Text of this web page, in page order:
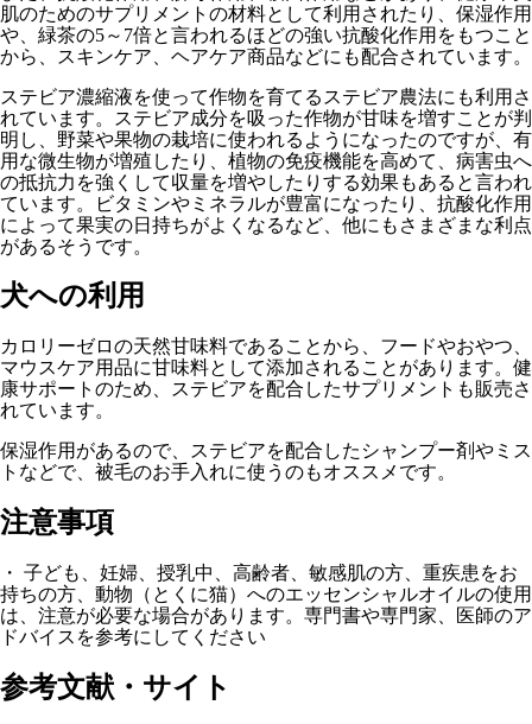
肌のためのサプリメントの材料として利用されたり、保湿作用
や、緑茶の5～7倍と言われるほどの強い抗酸化作用をもつこと
から、スキンケア、ヘアケア商品などにも配合されています。
ステビア濃縮液を使って作物を育てるステビア農法にも利用さ
れています。ステビア成分を吸った作物が甘味を増すことが判
明し、野菜や果物の栽培に使われるようになったのですが、有
用な微生物が増殖したり、植物の免疫機能を高めて、病害虫へ
の抵抗力を強くして収量を増やしたりする効果もあると言われ
ています。ビタミンやミネラルが豊富になったり、抗酸化作用
によって果実の日持ちがよくなるなど、他にもさまざまな利点
があるそうです。
犬への利用
カロリーゼロの天然甘味料であることから、フードやおやつ、
マウスケア用品に甘味料として添加されることがあります。健
康サポートのため、ステビアを配合したサプリメントも販売さ
れています。
保湿作用があるので、ステビアを配合したシャンプー剤やミス
トなどで、被毛のお手入れに使うのもオススメです。
注意事項
・ 子ども、妊婦、授乳中、高齢者、敏感肌の方、重疾患をお
持ちの方、動物（とくに猫）へのエッセンシャルオイルの使用
は、注意が必要な場合があります。専門書や専門家、医師のア
ドバイスを参考にしてください
参考文献・サイト